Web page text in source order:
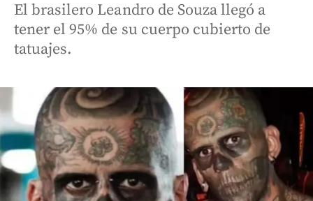
El brasilero Leandro de Souza llegó a
tener el 95% de su cuerpo cubierto de
tatuajes.